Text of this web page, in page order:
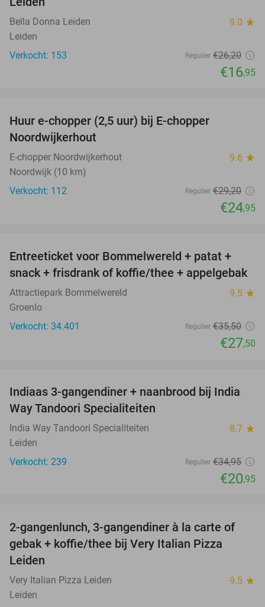
Bella Donna Leiden 9.0 star
Leiden
Verkocht: 153
Regulier €26,20
€16,95
Huur e-chopper (2,5 uur) bij E-chopper
Noordwijkerhout
E-chopper Noordwijkerhout 9.6 star
Noordwijk (10 km)
Verkocht: 112
Regulier €29,20
€24,95
23%
Entreeticket voor Bommelwereld + patat +
snack + frisdrank of koffie/thee + appelgebak
Attractiepark Bommelwereld 9.5 star
Groenlo
Verkocht: 34.401
Regulier €35,50
€27,50
40%
Indiaas 3-gangendiner + naanbrood bij India
Way Tandoori Specialiteiten
India Way Tandoori Specialiteiten 8.7 star
Leiden
Verkocht: 239
Regulier €34,95
€20,95
38%
2-gangenlunch, 3-gangendiner à la carte of
gebak + koffie/thee bij Very Italian Pizza
Leiden
Very Italian Pizza Leiden 9.5 star
Leiden